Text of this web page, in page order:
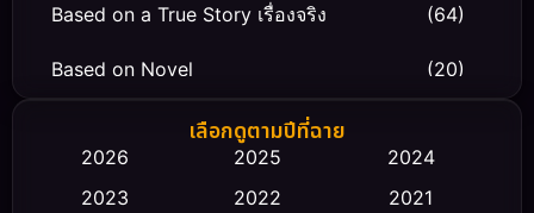
Based on a True Story เรื่องจริง (64)
Based on Novel (20)
Biography ชีวิตจริงเลือกดูตามปีที่ฉาย
2026 2025
2024
2023
2022
2021